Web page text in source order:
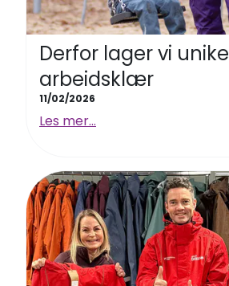
Derfor lager vi unike
arbeidsklær
11/02/2026
Les mer...